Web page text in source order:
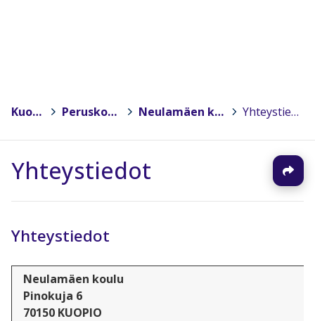
Kuopio Peruskoulut > Neulamäen koulu > Yhteystiedot
Yhteystiedot
Yhteystiedot
Neulamäen koulu
Pinokuja 6
70150 KUOPIO